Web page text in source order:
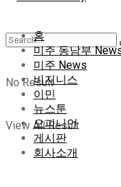
No Result
View All Result
홈
미주 동남부
미주 News
비지니스
이민
뉴스툰
오피니언
게시판
회사소개